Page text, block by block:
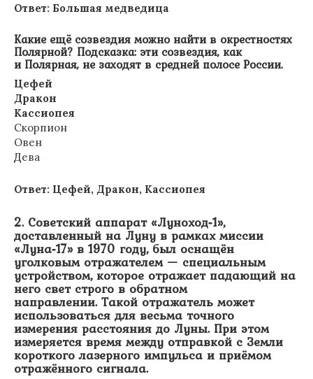
Ответ: Большая медведица
Какие ещё созвездия можно найти в окрестностях
Полярной? Подсказка: эти созвездия, как
и Полярная, не заходят в средней полосе России.
Цефей
Дракон
Кассиопея
Скорпион
Овен
Дева
Ответ: Цефей, Дракон, Кассиопея
2. Советский аппарат «Луноход‑1»,
доставленный на Луну в рамках миссии
«Луна‑17» в 1970 году, был оснащён
уголковым отражателем — специальным
устройством, которое отражает падающий на
него свет строго в обратном
направлении.Такой отражатель может
использоваться для весьма точного
измерения расстояния до Луны. При этом
измеряется время между отправкой с Земли
короткого лазерного импульса и приёмом
отражённого сигнала.